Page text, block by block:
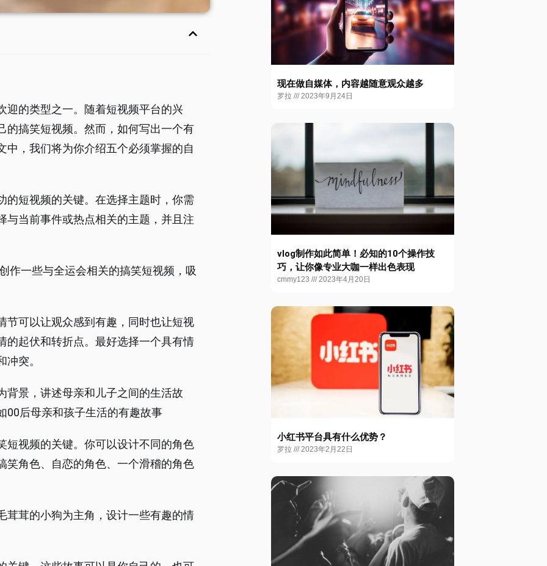
迎的类型之一。随着短视频平台的兴
的搞笑短视频。然而，如何写出一个有
，我们将为你介绍五个必须掌握的自
的短视频的关键。在选择主题时，你需
与当前事件或热点相关的主题，并且注
作一些与全运会相关的搞笑短视频，吸
节可以让观众感到有趣，同时也让短视
的起伏和转折点。最好选择一个具有情
突。
背景，讲述母亲和儿子之间的生活故
00后母亲和孩子生活的有趣故事
短视频的关键。你可以设计不同的角色
笑角色、自恋的角色、一个滑稽的角色
茸茸的小狗为主角，设计一些有趣的情
现在做自媒体，内容越随意观众越多
罗拉 2023年9月24日
vlog制作如此简单！必知的10个操作技
巧，让你像专业大咖一样出色表现
cmmy123 2023年4月20日
小红书平台具有什么优势？
罗拉 2023年2月22日